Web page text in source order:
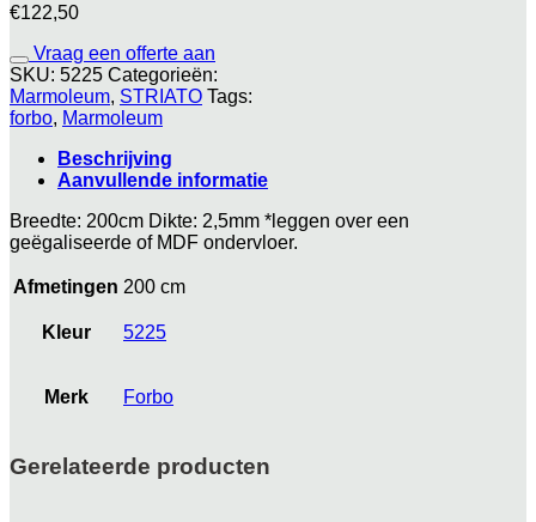
€122,50
Vraag een offerte aan
SKU: 5225 Categorieën:
Marmoleum, STRIATO Tags:
forbo, Marmoleum
Beschrijving
Aanvullende informatie
Breedte: 200cm Dikte: 2,5mm *leggen over een
geëgaliseerde of MDF ondervloer.
Afmetingen 200 cm
Kleur 5225
Merk Forbo
Gerelateerde producten